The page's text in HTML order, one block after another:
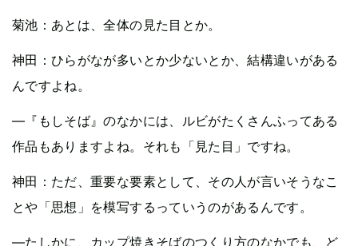
菊池：あとは、全体の見た目とか。
神田：ひらがなが多いとか少ないとか、結構違いがある
んですよね。
—『もしそば』のなかには、ルビがたくさんふってある
作品もありますよね。それも「見た目」ですね。
神田：ただ、重要な要素として、その人が言いそうなこ
とや「思想」を模写するっていうのがあるんです。
—たしかに、カップ焼きそばのつくり方のなかでも、ど